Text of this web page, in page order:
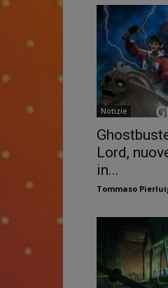
Notizie
Lord,
in...
Tommaso